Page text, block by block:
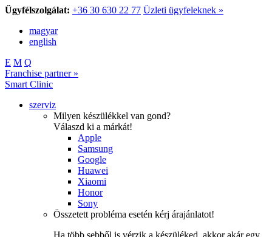
Ügyfélszolgálat: +36 30 630 22 77 Üzleti ügyfeleknek »
magyar
english
E M Q
Franchise partner »
Smart Clinic
szerviz
Milyen készülékkel van gond?
Válaszd ki a márkát!
Apple
Samsung
Google
Huawei
Xiaomi
Honor
Sony
Összetett probléma esetén kérj árajánlatot!
Ha több sebből is vérzik a készüléked, akkor akár egy